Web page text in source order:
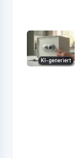
KI-generiert